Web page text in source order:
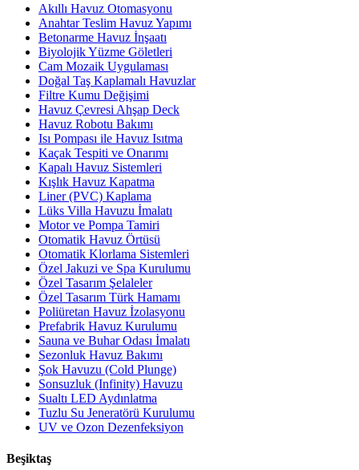
Akıllı Havuz Otomasyonu
Anahtar Teslim Havuz Yapımı
Betonarme Havuz İnşaatı
Biyolojik Yüzme Göletleri
Cam Mozaik Uygulaması
Doğal Taş Kaplamalı Havuzlar
Filtre Kumu Değişimi
Havuz Çevresi Ahşap Deck
Havuz Robotu Bakımı
Isı Pompası ile Havuz Isıtma
Kaçak Tespiti ve Onarımı
Kapalı Havuz Sistemleri
Kışlık Havuz Kapatma
Liner (PVC) Kaplama
Lüks Villa Havuzu İmalatı
Motor ve Pompa Tamiri
Otomatik Havuz Örtüsü
Otomatik Klorlama Sistemleri
Özel Jakuzi ve Spa Kurulumu
Özel Tasarım Şelaleler
Özel Tasarım Türk Hamamı
Poliüretan Havuz İzolasyonu
Prefabrik Havuz Kurulumu
Sauna ve Buhar Odası İmalatı
Sezonluk Havuz Bakımı
Şok Havuzu (Cold Plunge)
Sonsuzluk (Infinity) Havuzu
Sualtı LED Aydınlatma
Tuzlu Su Jeneratörü Kurulumu
UV ve Ozon Dezenfeksiyon
Beşiktaş